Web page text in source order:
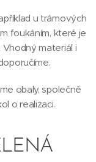
u trámových
foukáním, které je
materiál i
obaly, společně
o realizaci.